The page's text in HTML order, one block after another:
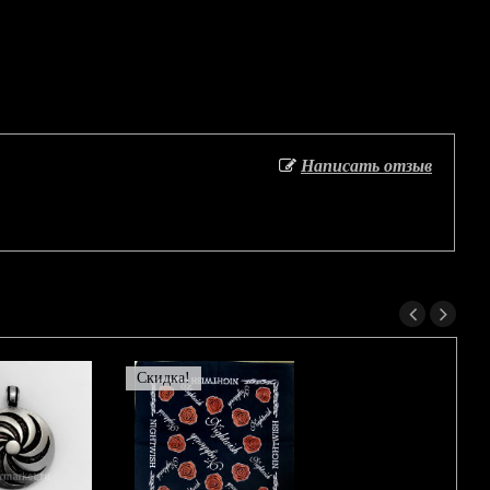
Написать отзыв
Скидка!